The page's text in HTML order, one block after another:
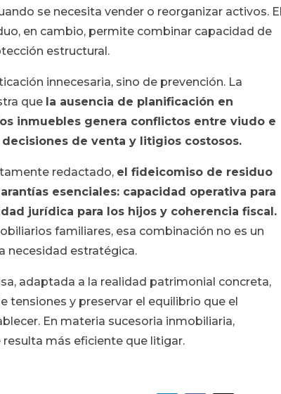
se necesita vender o reorganizar activos. El
en cambio, permite combinar capacidad de
estructural.
innecesaria, sino de prevención. La
que la ausencia de planificación en
inmuebles genera conflictos entre viudo e
de venta y litigios costosos.
redactado, el fideicomiso de residuo
esenciales: capacidad operativa para
jurídica para los hijos y coherencia fiscal.
familiares, esa combinación no es un
necesidad estratégica.
adaptada a la realidad patrimonial concreta,
tensiones y preservar el equilibrio que el
En materia sucesoria inmobiliaria,
más eficiente que litigar.